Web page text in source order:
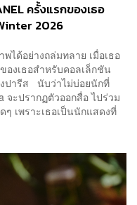
ครั้งแรกของเธอ
2026
ได้อย่างถล่มทลาย เมื่อเธอ
งเธอสำหรับคอลเล็กชัน
งปารีส นับว่าไม่บ่อยนักที่
จะปรากฏตัวออกสื่อ ไปร่วม
เพราะเธอเป็นนักแสดงที่